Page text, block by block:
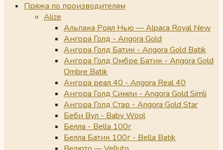
Пряжа по производителям
Alize
Альпака Роял Нью — Alpaca Royal New
Ангора Голд - Angora Gold
Ангора Голд Батик - Angora Gold Batik
Ангора Голд Омбре Батик - Angora Gold
Ombre Batik
Ангора реал 40 - Angora Real 40
Ангора Голд Симли - Angora Gold Simli
Ангора Голд Стар - Angora Gold Star
Беби Вул - Baby Wool
Белла - Bella 100г
Белла Батик 100г - Bella Batik